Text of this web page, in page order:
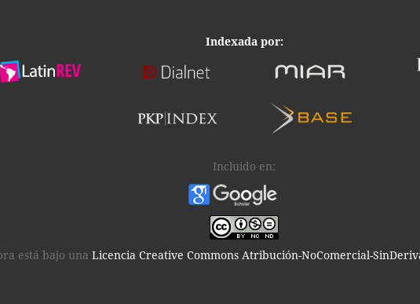
Indexada por:
Incluido en:
está bajo una Licencia Creative Commons Atribución-NoComercial-